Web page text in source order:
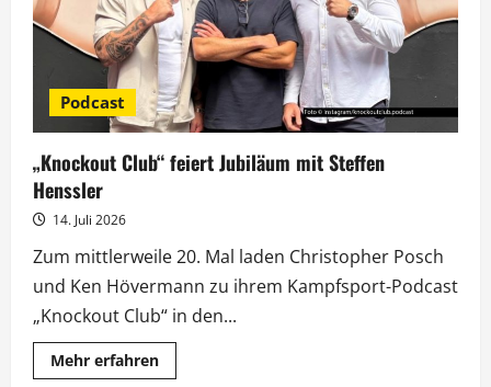
Podcast
„Knockout Club“ feiert Jubiläum mit Steffen
Henssler
14. Juli 2026
Zum mittlerweile 20. Mal laden Christopher Posch
und Ken Hövermann zu ihrem Kampfsport-Podcast
„Knockout Club“ in den...
Mehr erfahrenMehr
Informationen